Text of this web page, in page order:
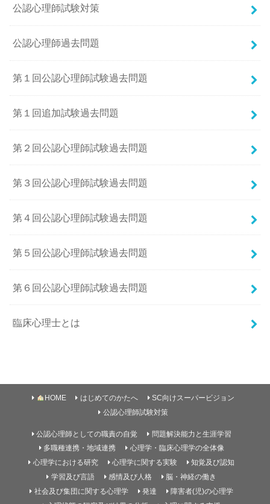
公認心理師試験対策
公認心理師過去問題
第１回公認心理師試験過去問題
第１回追加試験過去問題
第２回公認心理師試験過去問題
第３回公認心理師試験過去問題
第４回公認心理師試験過去問題
第５回公認心理師試験過去問題
第６回公認心理師試験過去問題
臨床心理士とは
HOME はじめてのかたへ
SC向けスーパービジョン
公認心理師試験対策
公認心理師としての職責の自覚
問題解決能力と生涯学習
多職種連携・地域連携
心理学・臨床心理学の全体像
心理学における研究
心理学に関する実験
知覚及び認知
学習及び言語
感情及び人格
脳・神経の働き
社会及び集団に関する心理学
発達
障害者(児)の心理学